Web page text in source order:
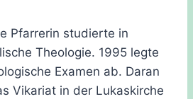
Pfarrerin studierte in
Theologie. 1995 legte
Examen ab. Daran
Vikariat in der Lukaskirche